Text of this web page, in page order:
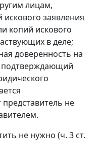
лицам,
заявления
копий искового
в деле;
доверенность на
подтверждающий
представитель не
не нужно (ч. 3 ст.